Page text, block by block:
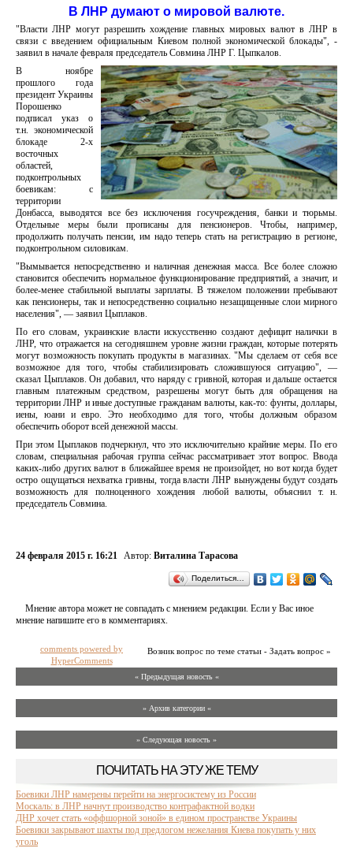
В ЛНР думают о мировой валюте.
"Власти ЛНР могут разрешить хождение главных мировых валют в ЛНР в
связи с введением официальным Киевом полной экономической блокады", -
заявил в начале февраля председатель Совмина ЛНР Г. Цыпкалов.
В ноябре
прошлого года
президент Украины
Порошенко
подписал указ о
т.н. экономической
блокаде 2-х
восточных
областей,
подконтрольных
боевикам: с
территории
Донбасса, выводятся все без исключения госучреждения, банки и тюрьмы.
Отдельные меры были прописаны для пенсионеров. Чтобы, например,
продолжить получать пенсии, им надо теперь стать на регистрацию в регионе,
подконтрольном силовикам.
"Вымывается непосредственно и наличная денежная масса. Все более сложно
становится обеспечить нормальное функционирование предприятий, а значит, и
более-менее стабильной выплаты зарплаты. В тяжелом положении пребывают
как пенсионеры, так и непосредственно социально незащищенные слои мирного
населения", — заявил Цыплаков.
По его словам, украинские власти искусственно создают дефицит налички в
ЛНР, что отражается на сегодняшнем уровне жизни граждан, которые потерять
могут возможность покупать продукты в магазинах. "Мы сделаем от себя все
возможное для того, чтобы стабилизировать сложившуюся ситуацию", —
сказал Цыплаков. Он добавил, что наряду с гривной, которая и дальше остается
главным платежным средством, разрешены могут быть для обращения на
территории ЛНР и иные доступные гражданам валюты, как-то: фунты, доллары,
иены, юани и евро. Это необходимо для того, чтобы должным образом
обеспечить оборот всей денежной массы.
При этом Цыплаков подчеркнул, что это исключительно крайние меры. По его
словам, специальная рабочая группа сейчас рассматривает этот вопрос. Ввода
каких-либо других валют в ближайшее время не произойдет, но вот когда будет
остро ощущаться нехватка гривны, тогда власти ЛНР вынуждены будут создать
возможность для полноценного хождения любой валюты, объяснил т. н.
председатель Совмина.
24 февраля 2015 г. 16:21 Автор: Виталина Тарасова
Поделиться…
Мнение автора может не совпадать с мнением редакции. Если у Вас иное
мнение напишите его в комментариях.
Возник вопрос по теме статьи - Задать вопрос »
comments powered by
HyperComments
« Предыдущая новость «
» Архив категории «
» Следующая новость »
ПОЧИТАТЬ НА ЭТУ ЖЕ ТЕМУ
Боевики ЛНР намерены перейти на энергосистему из России
Москаль: в ЛНР начнут производство контрафактной водки
ДНР хочет стать «оффшорной зоной» в едином пространстве Украины
Боевики закрывают шахты под предлогом нежелания Киева покупать у них
уголь